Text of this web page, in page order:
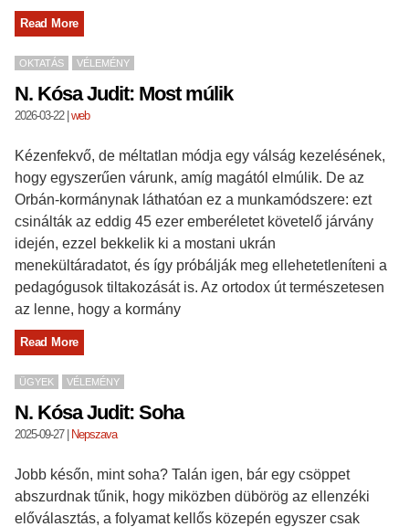
Read More
OKTATÁS VÉLEMÉNY
N. Kósa Judit: Most múlik
2026-03-22| web
Kézenfekvő, de méltatlan módja egy válság kezelésének,
hogy egyszerűen várunk, amíg magától elmúlik. De az
Orbán-kormánynak láthatóan ez a munkamódszere: ezt
csinálták az eddig 45 ezer emberéletet követelő járvány
idején, ezzel bekkelik ki a mostani ukrán
menekültáradatot, és így próbálják meg ellehetetleníteni a
pedagógusok tiltakozását is. Az ortodox út természetesen
az lenne, hogy a kormány
Read More
ÜGYEK VÉLEMÉNY
N. Kósa Judit: Soha
2025-09-27| Nepszava
Jobb későn, mint soha? Talán igen, bár egy csöppet
abszurdnak tűnik, hogy miközben dübörög az ellenzéki
előválasztás, a folyamat kellős közepén egyszer csak